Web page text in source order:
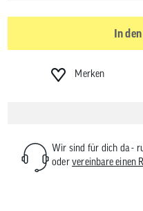
In
Merken
Wir sind für dich da -
odervereinbare einen